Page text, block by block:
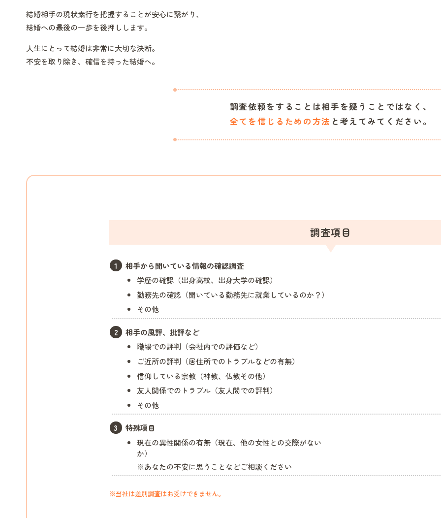
結婚相手の現状素行を把握することが安心に繋がり、
結婚への最後の一歩を後押しします。
人生にとって結婚は非常に大切な決断。
不安を取り除き、確信を持った結婚へ。
調査依頼をすることは相手を疑うことではなく、
全てを信じるための方法 と考えてみてください。
調査項目
相手から聞いている情報の確認調査
学歴の確認（出身高校、出身大学の確認）
勤務先の確認（聞いている勤務先に就業しているのか？）
その他
相手の風評、批評など
職場での評判（会社内での評価など）
ご近所の評判（居住所でのトラブルなどの有無）
信仰している宗教（神教、仏教その他）
友人関係でのトラブル（友人間での評判）
その他
特殊項目
現在の異性関係の有無（現在、他の女性との交際がない
か）
※あなたの不安に思うことなどご相談ください
※当社は差別調査はお受けできません。